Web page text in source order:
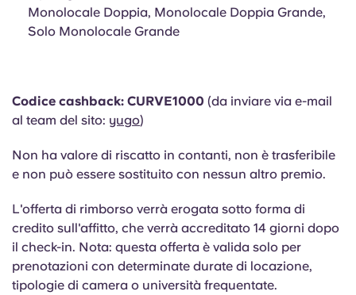
Monolocale Doppia, Monolocale Doppia Grande,
Solo Monolocale Grande
Codice cashback: CURVE1000 (da inviare via e-mail
al team del sito: yugo)
Non ha valore di riscatto in contanti, non è trasferibile
e non può essere sostituito con nessun altro premio.
L'offerta di rimborso verrà erogata sotto forma di
credito sull'affitto, che verrà accreditato 14 giorni dopo
il check-in. Nota: questa offerta è valida solo per
prenotazioni con determinate durate di locazione,
tipologie di camera o università frequentate.